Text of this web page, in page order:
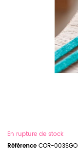
En rupture de stock
Référence COR-003SGO